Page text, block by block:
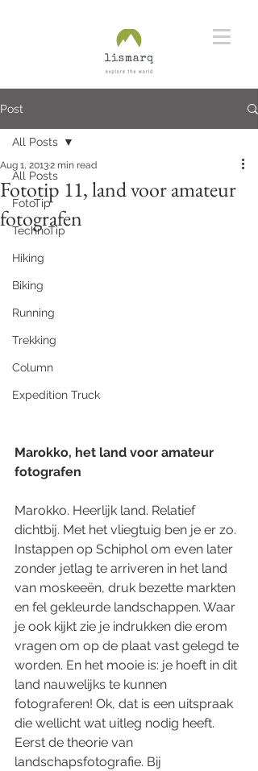
Post
All Posts
FotoTip
TechnoTip
Hiking
Biking
Running
Trekking
Column
Expedition Truck
All Posts
Fototip 11, land voor amateur
fotografen
Aug 1, 20132 min read
Marokko, het land voor amateur
fotografen
Marokko. Heerlijk land. Relatief
dichtbij. Met het vliegtuig ben je er zo.
Instappen op Schiphol om even later
zonder jetlag te arriveren in het land
van moskeeën, druk bezette markten
en fel gekleurde landschappen. Waar
je ook kijkt zie je indrukken die erom
vragen om op de plaat vast gelegd te
worden. En het mooie is: je hoeft in dit
land nauwelijks te kunnen
fotograferen! Ok, dat is een uitspraak
die wellicht wat uitleg nodig heeft.
Eerst de theorie van
landschapsfotografie. Bij